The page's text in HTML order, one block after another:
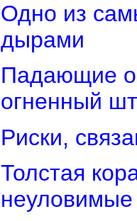
Одно из
дырами
Падающие
огненный
Риски,
Толстая